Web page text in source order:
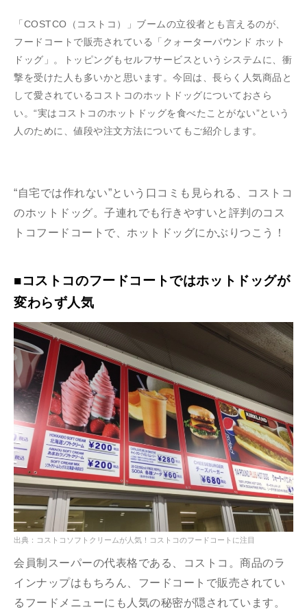
「COSTCO（コストコ）」ブームの立役者とも言えるのが、
フードコートで販売されている「クォーターパウンド ホット
ドッグ」。トッピングもセルフサービスというシステムに、衝
撃を受けた人も多いかと思います。今回は、長らく人気商品と
して愛されているコストコのホットドッグについておさら
い。“実はコストコのホットドッグを食べたことがない”という
人のために、値段や注文方法についてもご紹介します。
“自宅では作れない”という口コミも見られる、コストコ
のホットドッグ。子連れでも行きやすいと評判のコス
トコフードコートで、ホットドッグにかぶりつこう！
■コストコのフードコートではホットドッグが
変わらず人気
出典：コストコソフトクリームが人気！コストコのフードコートに注目
会員制スーパーの代表格である、コストコ。商品のラ
インナップはもちろん、フードコートで販売されてい
るフードメニューにも人気の秘密が隠されています。